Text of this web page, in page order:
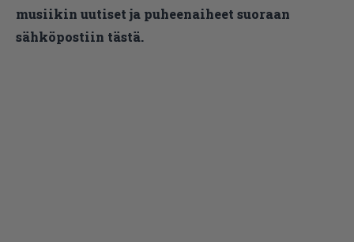
musiikin uutiset ja puheenaiheet suoraan
sähköpostiin tästä.